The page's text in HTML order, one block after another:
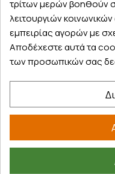
Εξυπηρέτηση
Λογαριασμός
Τα αγαπημένα μου
Έξοδα αποστολής
Επιστροφές
Εξέλιξη παραγγελίας
τρίτων μερών βοηθούν
λειτουργιών
εμπειρίας αγορών με
Αποδέχεστε αυτά τα
των προσωπικών σας